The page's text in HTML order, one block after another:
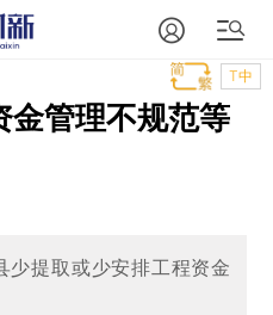
T中
金管理不规范等
提取或少安排工程资金